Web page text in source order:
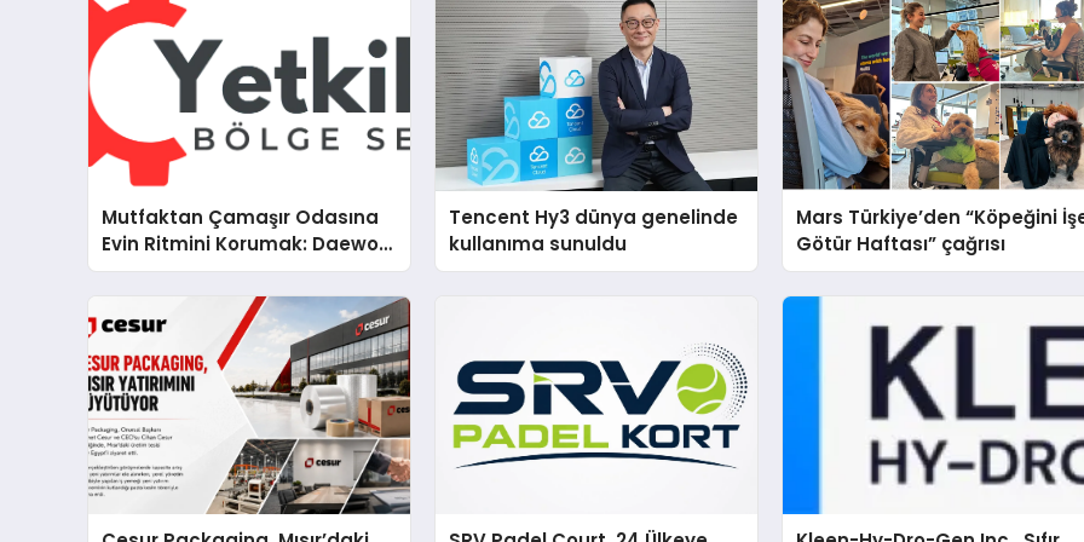
Mutfaktan Çamaşır Odasına
Evin Ritmini Korumak: Daewoo
Cihazlarında Dürüst Teknik
Destek Deneyimi
Tencent Hy3 dünya genelinde
kullanıma sunuldu
Mars Türkiye’den “Köpeğini
Götür Haftası” çağrısı